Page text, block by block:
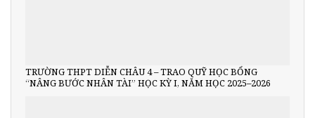
TRƯỜNG THPT DIỄN CHÂU 4 – TRAO QUỸ HỌC BỔNG
“NÂNG BƯỚC NHÂN TÀI” HỌC KỲ I, NĂM HỌC 2025–2026